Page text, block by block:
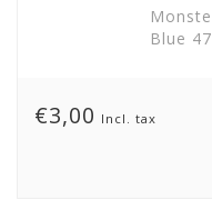
Blue
€3,00 Incl. tax